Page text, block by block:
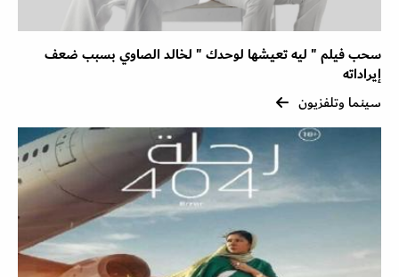
سحب فيلم " ليه تعيشها لوحدك " لخالد الصاوي بسبب ضعف
إيراداته
سينما وتلفزيون